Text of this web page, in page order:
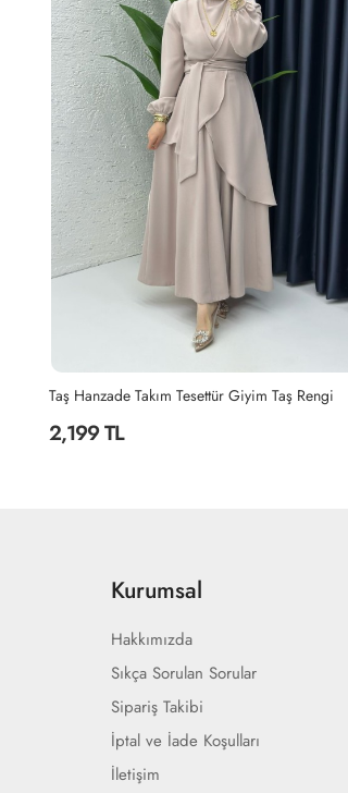
2,199 TL
Kurumsal
Hakkımızda
Sıkça Sorulan Sorular
Sipariş Takibi
İptal ve İade Koşulları
İletişim